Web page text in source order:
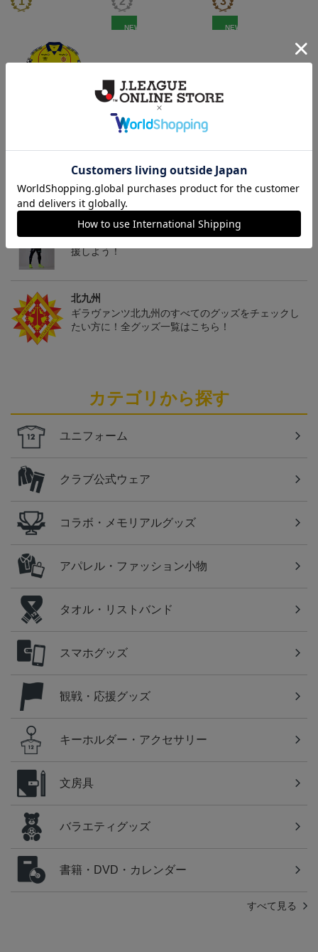
19,800円～24,500円
NEW
2,500円
NEW
2,500円
トピックス
北九州
ギラヴァンツ北九州のユニフォームを着て試合を応
援しよう！
北九州
ギラヴァンツ北九州のすべてのグッズをチェックし
たい方に！全グッズ一覧はこちら！
カテゴリから探す
ユニフォーム
クラブ公式ウェア
コラボ・メモリアルグッズ
アパレル・ファッション小物
タオル・リストバンド
スマホグッズ
観戦・応援グッズ
キーホルダー・アクセサリー
文房具
バラエティグッズ
書籍・DVD・カレンダー
すべて見る